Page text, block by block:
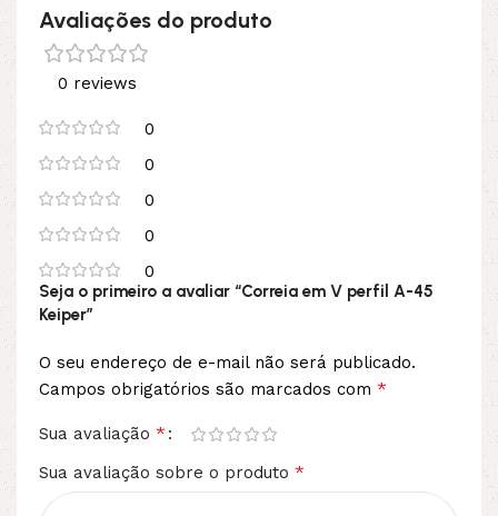
Avaliações do produto
0 reviews
0
0
0
0
0
Seja o primeiro a avaliar “Correia em V perfil A-45
Keiper”
O seu endereço de e-mail não será publicado.
Campos obrigatórios são marcados com *
Sua avaliação *
Sua avaliação sobre o produto *